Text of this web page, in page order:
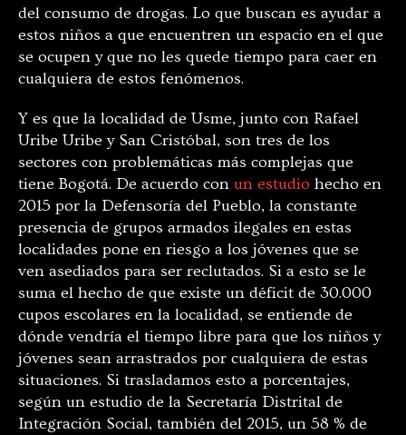
del consumo de drogas. Lo que buscan es ayudar a
estos niños a que encuentren un espacio en el que
se ocupen y que no les quede tiempo para caer en
cualquiera de estos fenómenos.
Y es que la localidad de Usme, junto con Rafael
Uribe Uribe y San Cristóbal, son tres de los
sectores con problemáticas más complejas que
tiene Bogotá. De acuerdo con un estudio hecho en
2015 por la Defensoría del Pueblo, la constante
presencia de grupos armados ilegales en estas
localidades pone en riesgo a los jóvenes que se
ven asediados para ser reclutados. Si a esto se le
suma el hecho de que existe un déficit de 30.000
cupos escolares en la localidad, se entiende de
dónde vendría el tiempo libre para que los niños y
jóvenes sean arrastrados por cualquiera de estas
situaciones. Si trasladamos esto a porcentajes,
según un estudio de la Secretaría Distrital de
Integración Social, también del 2015, un 58 % de